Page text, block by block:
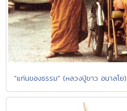
"แก่นของธรรม" (หลวงปู่ขาว อนาลโย)